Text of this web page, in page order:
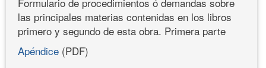
las principales materias contenidas en los libros
primero y segundo de esta obra. Primera parte
Apéndice (PDF)